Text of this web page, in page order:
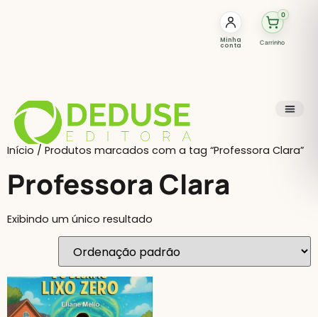
Minha
conta Carrinho
0
Início / Produtos marcados com a tag “Professora Clara”
Professora Clara
Exibindo um único resultado